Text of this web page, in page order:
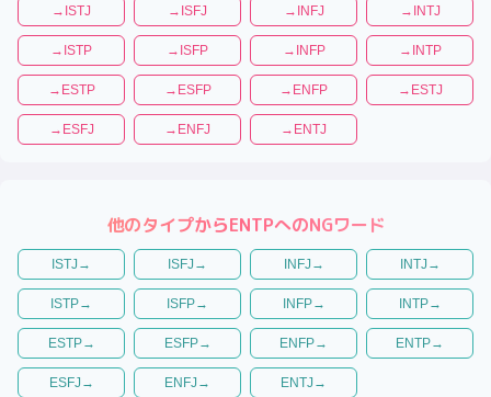
→ ISTJ → ISFJ → INFJ → INTJ
→ ISTP → ISFP → INFP → INTP
→ ESTP → ESFP → ENFP → ESTJ
→ ESFJ → ENFJ → ENTJ
他のタイプからENTPへのNGワード
ISTJ → ISFJ → INFJ → INTJ →
ISTP→ ISFP→ INFP→ INTP→
ESTP→ ESFP→ ENFP→ ENTP→
ESFJ → ENFJ → ENTJ →